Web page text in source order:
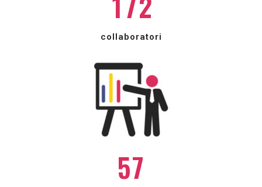
collaboratori
0
1
2
3
4
5
1
2
3
4
5
6
7